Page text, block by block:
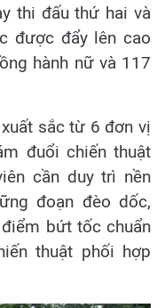
thi đấu thứ hai và
được đẩy lên cao
hành nữ và 117
sắc từ 6 đơn vị
đuổi chiến thuật
cần duy trì nền
đoạn đèo dốc,
bứt tốc chuẩn
thuật phối hợp